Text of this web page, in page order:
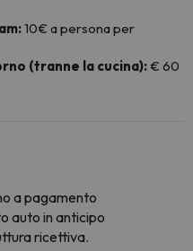
10€ a persona per
(tranne la cucina):€ 60
a pagamento
auto in anticipo
ricettiva.